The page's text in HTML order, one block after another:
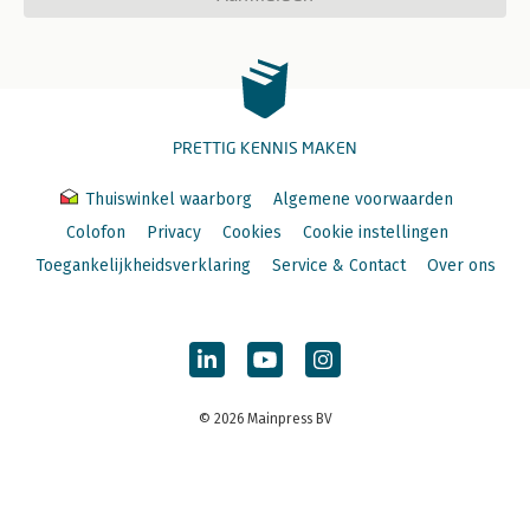
ABRvS 6-3-2019 Prostitutie-inrichtingen A-Kwartier
ABRvS 24-4-2019 Gedoogde Hoogeloonse stal
ABRvS 29-5-2019 Amsterdams dakterras
HR 31-12-1915 Guldemond/Noordwijkerhout
HR 12-6-1962 Anti-conceptiva Berg op Zoom
PRETTIG KENNIS MAKEN
Thuiswinkel waarborg
Algemene voorwaarden
Colofon
Privacy Cookies
Cookie instellingen
Toegankelijkheidsverklaring
Service & Contact Over ons
© 2026 Mainpress BV